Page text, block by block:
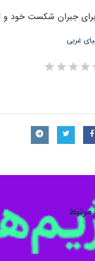
جبران شکست خود و
غربی
مرتبط
گفت و گوی وزرای
تهران-ایرنا-